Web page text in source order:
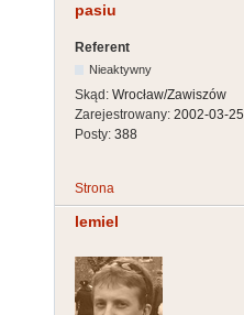
pasiu
Referent
Nieaktywny
Skąd: Wrocław/Zawiszów
Zarejestrowany: 2002-03-25
Posty: 388
Strona
lemiel